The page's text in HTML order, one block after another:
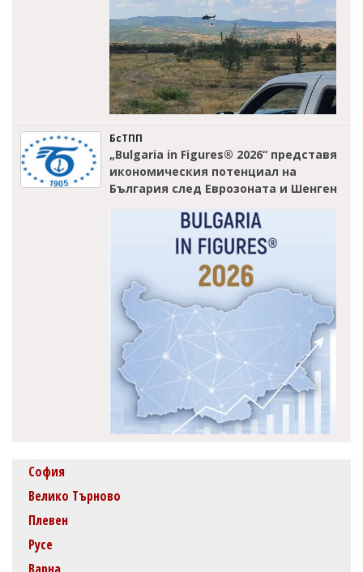
БсТПП
„Bulgaria in Figures® 2026“ представя
икономическия потенциал на
България след Еврозоната и Шенген
София
Велико Търново
Плевен
Русе